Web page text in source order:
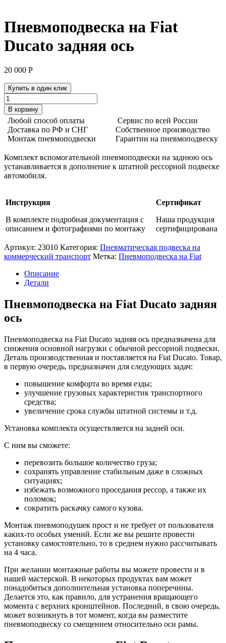
Пневмоподвеска на Fiat
Ducato задняя ось
20 000 Р
Купить в один клик
Количество
товара
Пневмоподвеска
на
Fiat
Ducato
ось
В корзину
Любой способ оплаты
Доставка по РФ и СНГ
Монтаж пневмоподвески
Сервис по всей России
Собственное производство
Гарантии на пневмоподвеску
Комплект вспомогательной пневмоподвески на заднюю ось
устанавливается в дополнение к штатной рессорной подвеске
автомобиля.
Инструкция
В комплекте подробная документация с
описанием и фотографиями по монтажу
Сертификат
Наша продукция
сертифицирована
Артикул: 23010 Категория: Пневматическая подвеска на
коммерческий транспорт Метка: Пневмоподвеска на Fiat
Описание
Детали
Пневмоподвеска на Fiat Ducato задняя
ось
Пневмоподвеска на Fiat Ducato задняя ось предназначена для
снижения основной нагрузки с обычной рессорной подвески.
Деталь производственная и поставляется на Fiat Ducato. Товар,
в первую очередь, предназначен для следующих задач:
повышение комфорта во время езды;
улучшение грузовых характеристик транспортного
средства;
увеличение срока службы штатной системы и т.д.
Установка комплекта осуществляется на задней оси.
С ним вы сможете:
перевозить большое количество груза;
сохранять управление стабильным даже в сложных
ситуациях;
избежать возможного проседания рессор, а также их
поломок;
сократить раскачку самого кузова.
Монтаж пневмоподушек прост и не требует от пользователя
каких-то особых умений. Если же вы решите провести
установку самостоятельно, то в среднем нужно рассчитывать
на 4 часа.
При желании монтажные работы вы можете провести и в
нашей мастерской. В некоторых продуктах вам может
понадобиться дополнительная установка поперечины.
Делается это, как правило, для устранения вращающего
момента с верхних кронштейнов. Последний, в свою очередь,
может возникнуть в тот момент, когда вы разместите
пневмоподвеску со смещением относительно оси рамы.